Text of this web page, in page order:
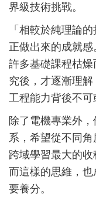
界級技術挑戰。
「相較於純理論
正做出來的成就
許多基礎課程枯
究後，才逐漸理
工程能力背後不可
除了電機專業外
系，希望從不同角
跨域學習最大的收
而這樣的思維，
要養分。